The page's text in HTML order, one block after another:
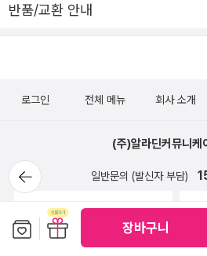
장바구니
반품/교환 안내
뒤로가
기
로그인 전체 메뉴 회사 소개
(주)알라딘커뮤니케
일반문의 (발신자 부담)
1:1 문의
중고매장 위치, 영업